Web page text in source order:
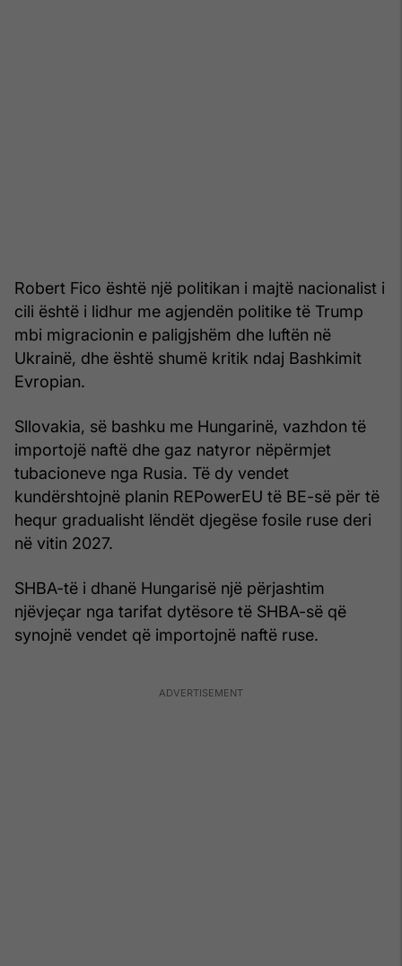
Robert Fico është një politikan i majtë nacionalist i
cili është i lidhur me agjendën politike të Trump
mbi migracionin e paligjshëm dhe luftën në
Ukrainë, dhe është shumë kritik ndaj Bashkimit
Evropian.
Sllovakia, së bashku me Hungarinë, vazhdon të
importojë naftë dhe gaz natyror nëpërmjet
tubacioneve nga Rusia. Të dy vendet
kundërshtojnë planin REPowerEU të BE-së për të
hequr gradualisht lëndët djegëse fosile ruse deri
në vitin 2027.
SHBA-të i dhanë Hungarisë një përjashtim
njëvjeçar nga tarifat dytësore të SHBA-së që
synojnë vendet që importojnë naftë ruse.